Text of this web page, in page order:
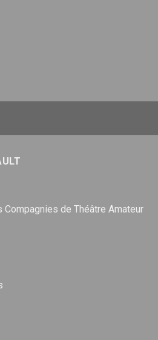
Compagnies de Théâtre Amateur